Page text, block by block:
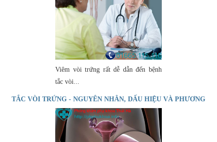
Viêm vòi trứng rất dễ dẫn đến bệnh
tắc vòi...
TẮC VÒI TRỨNG - NGUYÊN NHÂN, DẤU HIỆU VÀ PHƯƠNG
PHÁP CHỮA TRỊ